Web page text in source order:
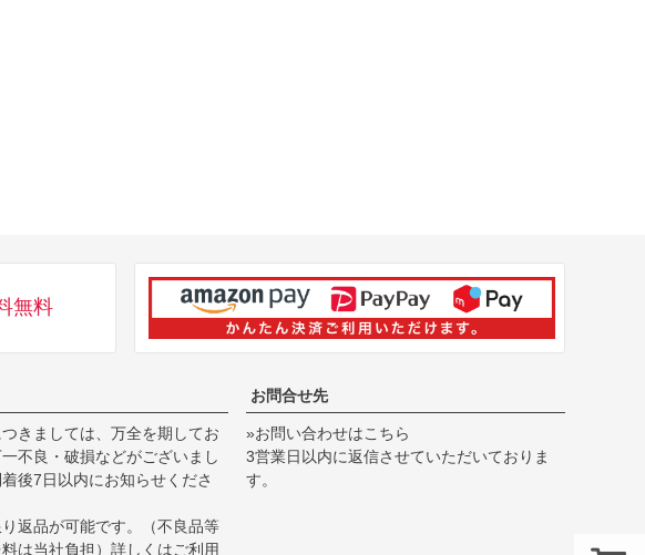
無料
きましては、万全を期してお
不良・破損などがございまし
後7日以内にお知らせくださ
返品が可能です。（不良品等
は当社負担）詳しくはご利用
お問合せ先
»お問い合わせはこちら
3営業日以内に返信させていただいておりま
す。